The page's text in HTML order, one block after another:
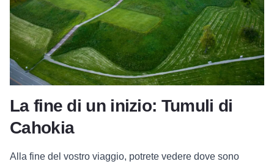
La fine di un inizio: Tumuli di
Cahokia
Alla fine del vostro viaggio, potrete vedere dove sono